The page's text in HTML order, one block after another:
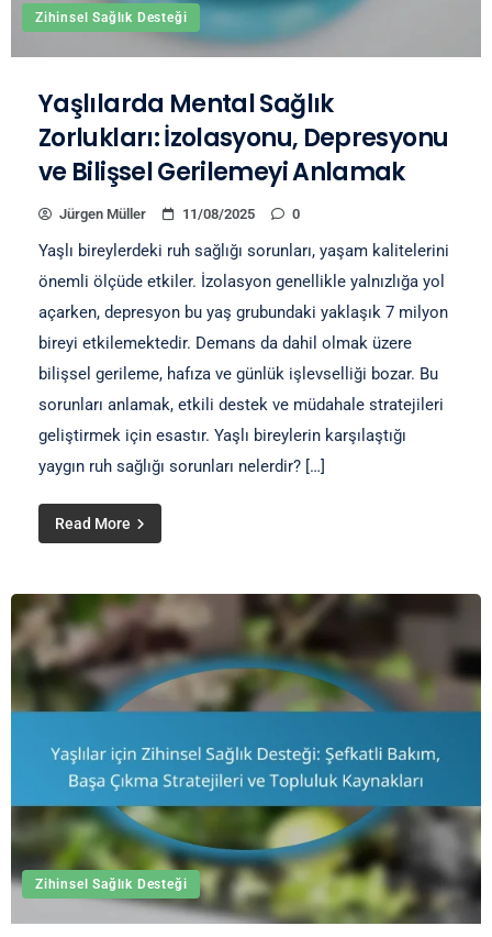
Zihinsel Sağlık Desteği
Yaşlılarda Mental Sağlık
Zorlukları: İzolasyonu, Depresyonu
ve Bilişsel Gerilemeyi Anlamak
Jürgen Müller 11/08/2025 0
Yaşlı bireylerdeki ruh sağlığı sorunları, yaşam kalitelerini
önemli ölçüde etkiler. İzolasyon genellikle yalnızlığa yol
açarken, depresyon bu yaş grubundaki yaklaşık 7 milyon
bireyi etkilemektedir. Demans da dahil olmak üzere
bilişsel gerileme, hafıza ve günlük işlevselliği bozar. Bu
sorunları anlamak, etkili destek ve müdahale stratejileri
geliştirmek için esastır. Yaşlı bireylerin karşılaştığı
yaygın ruh sağlığı sorunları nelerdir? […]
Read More
Zihinsel Sağlık Desteği